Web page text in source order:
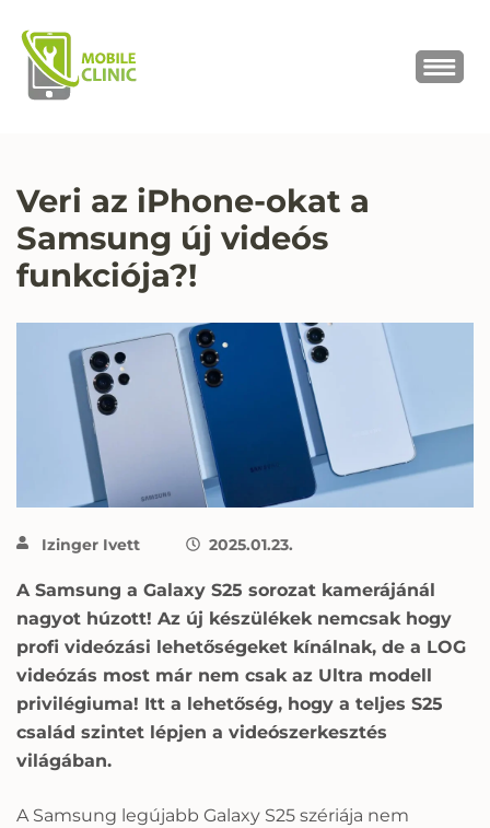
Veri az iPhone-okat a
Samsung új videós
funkciója?!
Izinger Ivett 2025.01.23.
A Samsung a Galaxy S25 sorozat kamerájánál
nagyot húzott! Az új készülékek nemcsak hogy
profi videózási lehetőségeket kínálnak, de a LOG
videózás most már nem csak az Ultra modell
privilégiuma! Itt a lehetőség, hogy a teljes S25
család szintet lépjen a videószerkesztés
világában.
A Samsung legújabb Galaxy S25 szériája nem